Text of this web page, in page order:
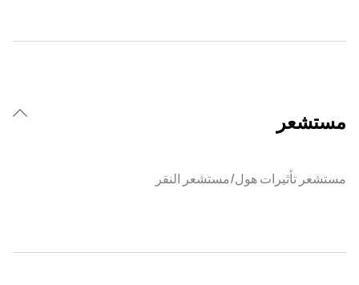
مستشعر
مستشعر تأثيرات هول/مستشعر النقر